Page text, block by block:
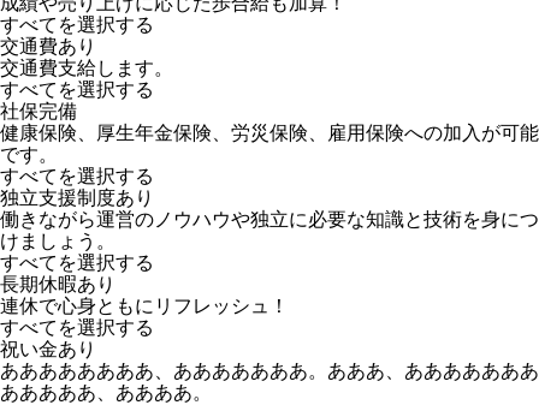
すべてを選択する
交通費あり
交通費支給します。
すべてを選択する
社保完備
健康保険、厚生年金保険、労災保険、雇用保険への加入が可能
です。
すべてを選択する
独立支援制度あり
働きながら運営のノウハウや独立に必要な知識と技術を身につ
けましょう。
すべてを選択する
長期休暇あり
連休で心身ともにリフレッシュ！
すべてを選択する
祝い金あり
ああああああああ、あああああああ。あああ、あああああああ
あああああ、ああああ。